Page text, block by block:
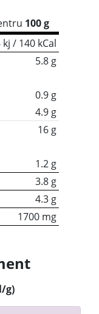
100 g
kj / 140 kCal
5.8 g
0.9 g
4.9 g
16 g
1.2 g
3.8 g
4.3 g
1700 mg
g)